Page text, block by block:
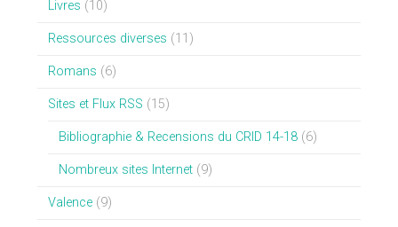
Livres (10)
Ressources diverses (11)
Romans (6)
Sites et Flux RSS (15)
Bibliographie & Recensions du CRID 14-18(6)
Nombreux sites Internet(9)
Valence(9)